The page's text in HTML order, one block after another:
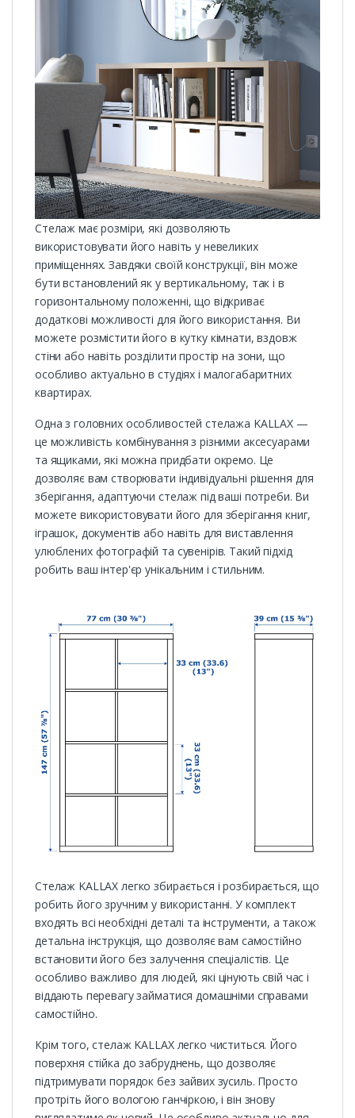
Стелаж має розміри, які дозволяють
використовувати його навіть у невеликих
приміщеннях. Завдяки своїй конструкції, він може
бути встановлений як у вертикальному, так і в
горизонтальному положенні, що відкриває
додаткові можливості для його використання. Ви
можете розмістити його в кутку кімнати, вздовж
стіни або навіть розділити простір на зони, що
особливо актуально в студіях і малогабаритних
квартирах.
Одна з головних особливостей стелажа KALLAX —
це можливість комбінування з різними аксесуарами
та ящиками, які можна придбати окремо. Це
дозволяє вам створювати індивідуальні рішення для
зберігання, адаптуючи стелаж під ваші потреби. Ви
можете використовувати його для зберігання книг,
іграшок, документів або навіть для виставлення
улюблених фотографій та сувенірів. Такий підхід
робить ваш інтер'єр унікальним і стильним.
Стелаж KALLAX легко збирається і розбирається, що
робить його зручним у використанні. У комплект
входять всі необхідні деталі та інструменти, а також
детальна інструкція, що дозволяє вам самостійно
встановити його без залучення спеціалістів. Це
особливо важливо для людей, які цінують свій час і
віддають перевагу займатися домашніми справами
самостійно.
Крім того, стелаж KALLAX легко чиститься. Його
поверхня стійка до забруднень, що дозволяє
підтримувати порядок без зайвих зусиль. Просто
протріть його вологою ганчіркою, і він знову